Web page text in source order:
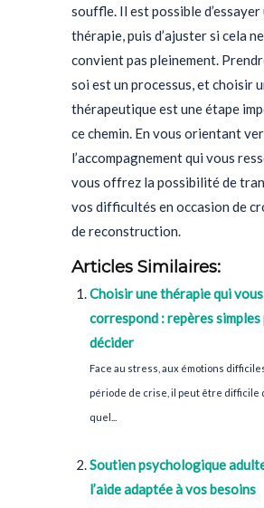
souffle. Il est possible d’essayer
thérapie, puis d’ajuster si cela
convient pas pleinement.
soi est un processus, et choisir
thérapeutique est une étape
ce chemin. En vous orientant
l’accompagnement qui vous
vous offrez la possibilité de
vos difficultés en occasion de
de reconstruction.
Articles Similaires:
Choisir une thérapie qui vous
correspond : repères
décider
Face au stress, aux émotions
période de crise, il peut être difficile
quel...
Soutien psychologique
l’aide adaptée à vos besoins